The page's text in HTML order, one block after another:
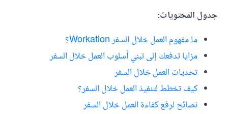
جدول المحتويات:
ما مفهوم العمل خلال السفر Workation؟
مزايا تدفعك إلى تبني أسلوب العمل خلال السفر
تحديات العمل خلال السفر
كيف تخطط لتنفيذ العمل خلال السفر؟
نصائح لرفع كفاءة العمل خلال السفر